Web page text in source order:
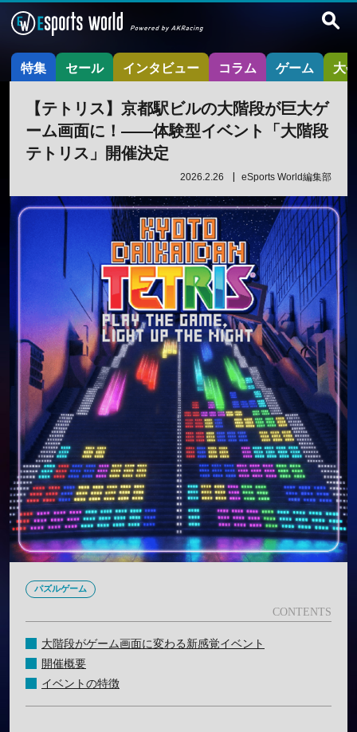
特集 セール インタビュー コラム ゲーム 大
【テトリス】京都駅ビルの大階段が巨大ゲ
ーム画面に！——体験型イベント「大階段
テトリス」開催決定
2026.2.26 eSports World編集部
パズルゲーム
大階段がゲーム画面に変わる新感覚イベント
開催概要
イベントの特徴